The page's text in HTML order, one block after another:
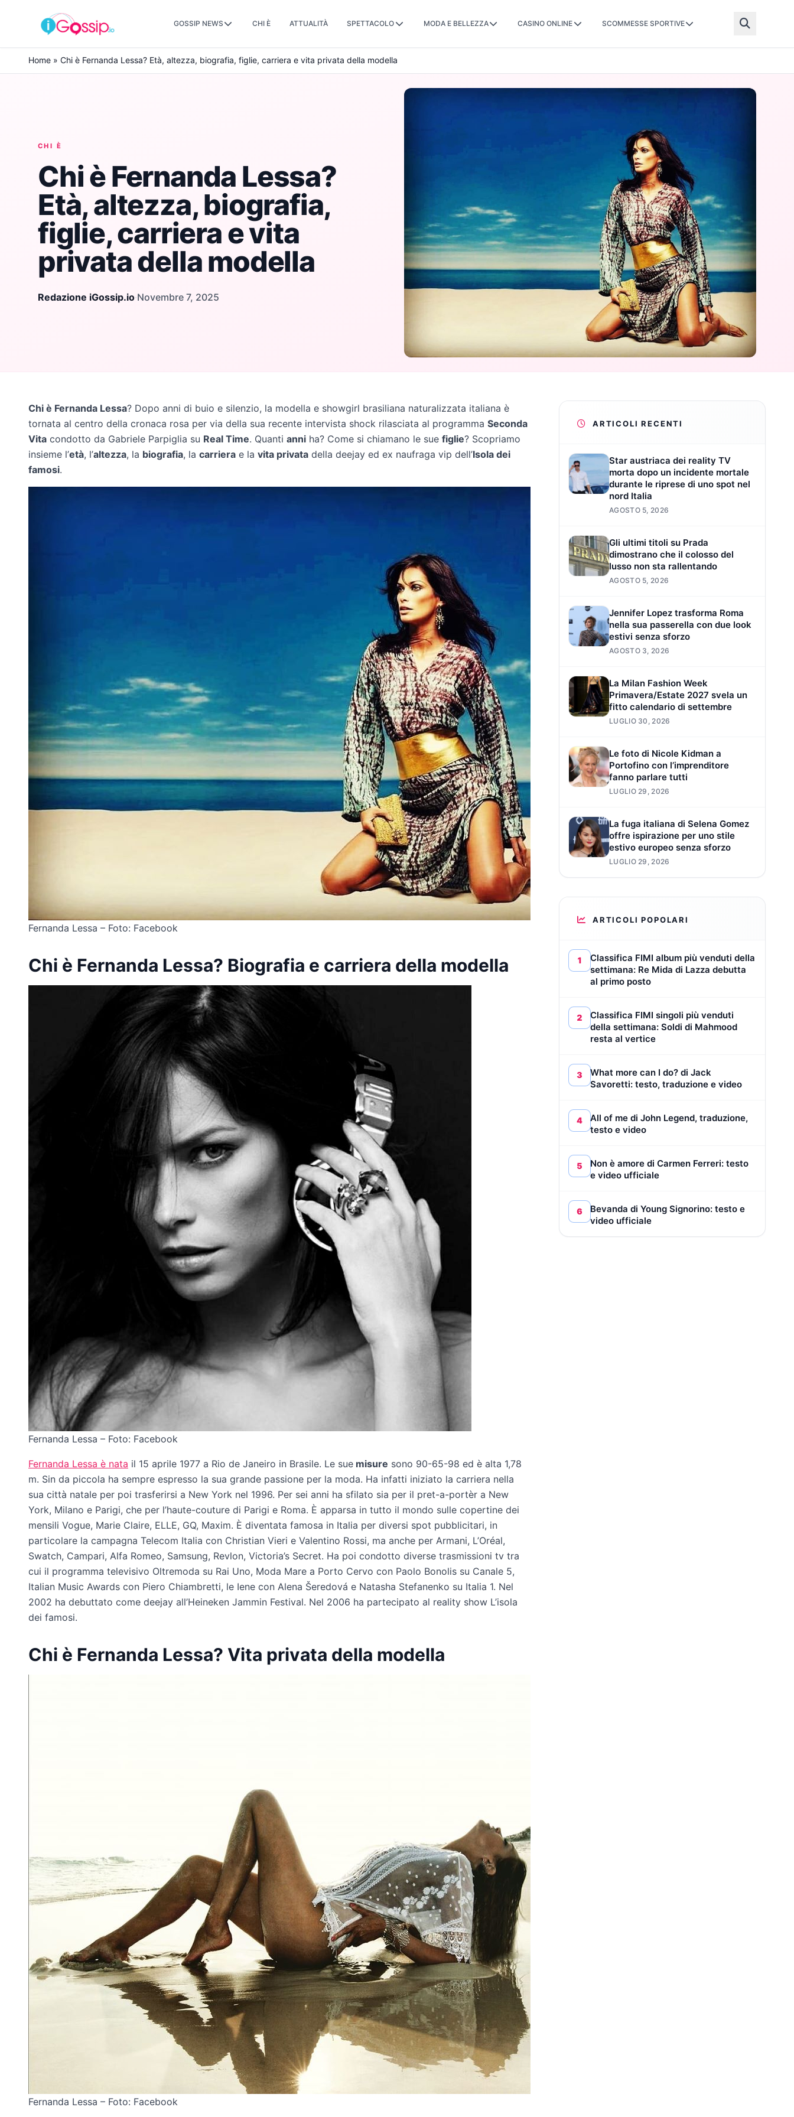
Skip to content
GOSSIP NEWS CHI È ATTUALITÀ SPETTACOLO MODA E BELLEZZA CASINO ONLINE SCOMMESSE SPORTIVE
Home » Chi è Fernanda Lessa? Età, altezza, biografia, figlie, carriera e vita privata della modella
CHI È
Chi è Fernanda Lessa?
Età, altezza, biografia,
figlie, carriera e vita
privata della modella
Redazione iGossip.io·Novembre 7, 2025
Chi è Fernanda Lessa? Dopo anni di buio e silenzio, la modella e showgirl brasiliana naturalizzata italiana è
tornata al centro della cronaca rosa per via della sua recente intervista shock rilasciata al programma Seconda
Vita condotto da Gabriele Parpiglia su Real Time. Quanti anni ha? Come si chiamano le sue figlie? Scopriamo
insieme l’età, l’altezza, la biografia, la carriera e la vita privata della deejay ed ex naufraga vip dell’Isola dei
famosi.
Fernanda Lessa – Foto: Facebook
Chi è Fernanda Lessa? Biografia e carriera della modella
Fernanda Lessa – Foto: Facebook
Fernanda Lessa è nata il 15 aprile 1977 a Rio de Janeiro in Brasile. Le sue misure sono 90-65-98 ed è alta 1,78
m. Sin da piccola ha sempre espresso la sua grande passione per la moda. Ha infatti iniziato la carriera nella
sua città natale per poi trasferirsi a New York nel 1996. Per sei anni ha sfilato sia per il pret-a-portèr a New
York, Milano e Parigi, che per l’haute-couture di Parigi e Roma. È apparsa in tutto il mondo sulle copertine dei
mensili Vogue, Marie Claire, ELLE, GQ, Maxim. È diventata famosa in Italia per diversi spot pubblicitari, in
particolare la campagna Telecom Italia con Christian Vieri e Valentino Rossi, ma anche per Armani, L’Oréal,
Swatch, Campari, Alfa Romeo, Samsung, Revlon, Victoria’s Secret. Ha poi condotto diverse trasmissioni tv tra
cui il programma televisivo Oltremoda su Rai Uno, Moda Mare a Porto Cervo con Paolo Bonolis su Canale 5,
Italian Music Awards con Piero Chiambretti, le Iene con Alena Šeredová e Natasha Stefanenko su Italia 1. Nel
2002 ha debuttato come deejay all’Heineken Jammin Festival. Nel 2006 ha partecipato al reality show L’isola
dei famosi.
Chi è Fernanda Lessa? Vita privata della modella
Fernanda Lessa – Foto: Facebook
ARTICOLI RECENTI
Star austriaca dei reality TV
morta dopo un incidente mortale
durante le riprese di uno spot nel
nord Italia
AGOSTO 5, 2026
Gli ultimi titoli su Prada
dimostrano che il colosso del
lusso non sta rallentando
AGOSTO 5, 2026
Jennifer Lopez trasforma Roma
nella sua passerella con due look
estivi senza sforzo
AGOSTO 3, 2026
La Milan Fashion Week
Primavera/Estate 2027 svela un
fitto calendario di settembre
LUGLIO 30, 2026
Le foto di Nicole Kidman a
Portofino con l’imprenditore
fanno parlare tutti
LUGLIO 29, 2026
La fuga italiana di Selena Gomez
offre ispirazione per uno stile
estivo europeo senza sforzo
LUGLIO 29, 2026
ARTICOLI POPOLARI
1
Classifica FIMI album più venduti della
settimana: Re Mida di Lazza debutta
al primo posto
2
Classifica FIMI singoli più venduti
della settimana: Soldi di Mahmood
resta al vertice
3
What more can I do? di Jack
Savoretti: testo, traduzione e video
4
All of me di John Legend, traduzione,
testo e video
5
Non è amore di Carmen Ferreri: testo
e video ufficiale
6
Bevanda di Young Signorino: testo e
video ufficiale